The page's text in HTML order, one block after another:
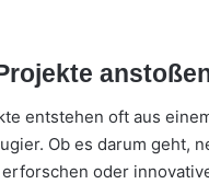
entstehen oft aus
Ob es darum geht,
oder